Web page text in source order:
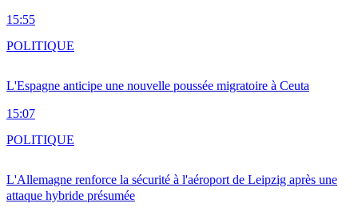
15:55
L'Espagne anticipe une nouvelle poussée migratoire à Ceuta
15:07
POLITIQUE
L'Allemagne renforce la sécurité à l'aéroport de Leipzig après une
attaque hybride présumée
POLITIQUE